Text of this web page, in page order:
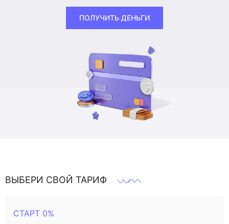
ПОЛУЧИТЬ ДЕНЬГИ
ВЫБЕРИ СВОЙ ТАРИФ
СТАРТ 0%